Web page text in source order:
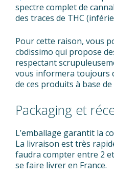
spectre complet de
des traces de THC
Pour cette raison, vous
cbdissimo qui propose
respectant
vous informera toujours
de ces produits à base de
Packaging et
L’emballage garantit la
La livraison est très
faudra compter entre 2
se faire livrer en France.